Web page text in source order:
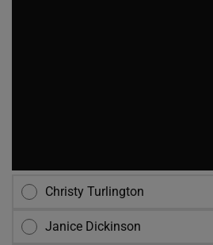
Christy Turlington
Janice Dickinson